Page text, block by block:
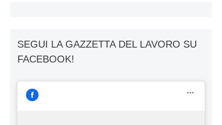
SEGUI LA GAZZETTA DEL LAVORO SU
FACEBOOK!